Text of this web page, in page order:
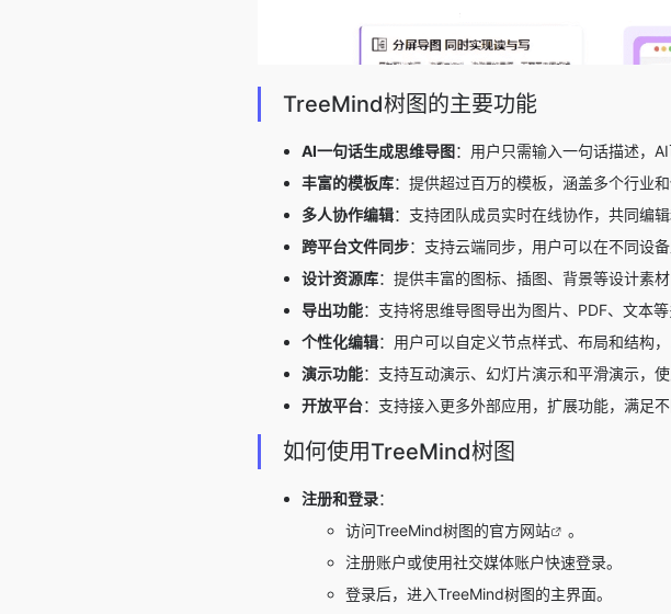
TreeMind树图的主要功能
AI一句话生成思维导图：用户只需输入一句话描述，
丰富的模板库：提供超过百万的模板，涵盖多个行业
多人协作编辑：支持团队成员实时在线协作，共同编
跨平台文件同步：支持云端同步，用户可以在不同设
设计资源库：提供丰富的图标、插图、背景等设计素
导出功能：支持将思维导图导出为图片、PDF、文本
个性化编辑：用户可以自定义节点样式、布局和结构
演示功能：支持互动演示、幻灯片演示和平滑演示，
开放平台：支持接入更多外部应用，扩展功能，满足不
如何使用TreeMind树图
注册和登录：
访问TreeMind树图的官方网站
。
注册账户或使用社交媒体账户快速登录。
登录后，进入TreeMind树图的主界面。